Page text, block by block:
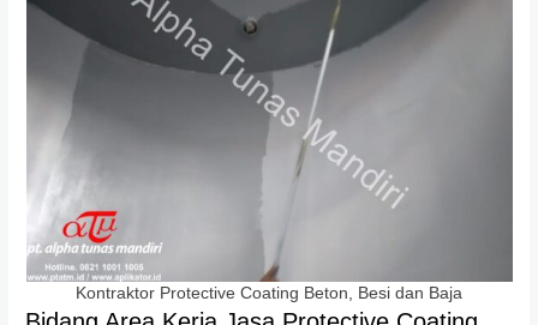
Kontraktor Protective Coating Beton, Besi dan Baja